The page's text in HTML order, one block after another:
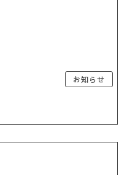
お知らせ